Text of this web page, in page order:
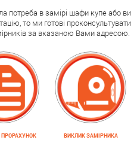
потреба в замірі шафи купе або ви
то ми готові проконсультувати
за вказаною Вами адресою.
ПРОРАХУНОК ВИКЛИК ЗАМІРНИКА